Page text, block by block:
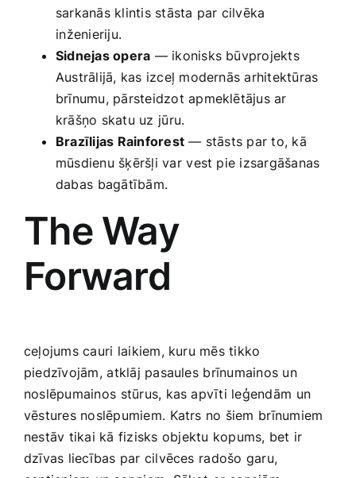
‌sarkanās ​klintis ‌stāsta par cilvēka
⁤inženieriju.
Sidnejas opera — ‌ikonisks būvprojekts
Austrālijā, kas izceļ modernās arhitektūras
brīnumu, pārsteidzot apmeklētājus ar
krāšņo skatu uz⁣ jūru.
Brazīlijas Rainforest — ‌stāsts par to, kā
mūsdienu šķēršļi var⁤ vest pie izsargāšanas
dabas⁣ bagātībām.
The ​Way
Forward
ceļojums cauri ⁤laikiem, kuru mēs tikko
piedzīvojām,⁣ atklāj pasaules⁤ brīnumainos un
noslēpumainos ⁣stūrus, kas apvīti leģendām⁢ un
vēstures noslēpumiem. ⁤Katrs no šiem⁢ brīnumiem
nestāv tikai kā fizisks ⁣objektu kopums, bet ‍ir
dzīvas liecības par cilvēces⁢ radošo garu,